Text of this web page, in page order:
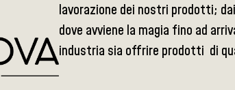
lavorazione dei nostri prodotti;
dove avviene la magia fino ad
industria sia offrire prodotti di